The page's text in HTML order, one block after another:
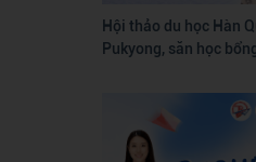
Hội thảo du học Hàn
Pukyong, săn học